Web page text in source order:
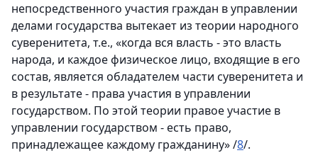
непосредственного участия граждан в управлении
делами государства вытекает из теории народного
суверенитета, т.е., «когда вся власть - это власть
народа, и каждое физическое лицо, входящие в его
состав, является обладателем части суверенитета и
в результате - права участия в управлении
государством. По этой теории правое участие в
управлении государством - есть право,
принадлежащее каждому гражданину» /8/.